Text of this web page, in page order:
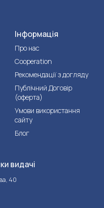
Інформація
Про нас
Cooperation
Рекомендації з догляду
Публічний Договір
(оферта)
Умови використання
сайту
Блог
видачі
40